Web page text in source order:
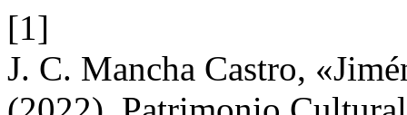
[1]
J. C. Mancha Castro,